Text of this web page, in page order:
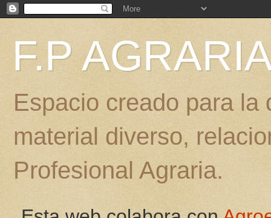
F.P
Espacio creado para
material diverso,
Profesional Agraria.